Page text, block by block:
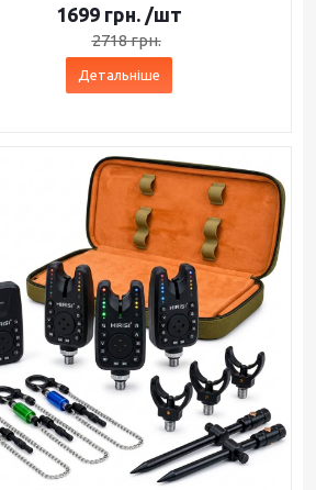
1699 грн. /шт
2718грн.
Детальніше